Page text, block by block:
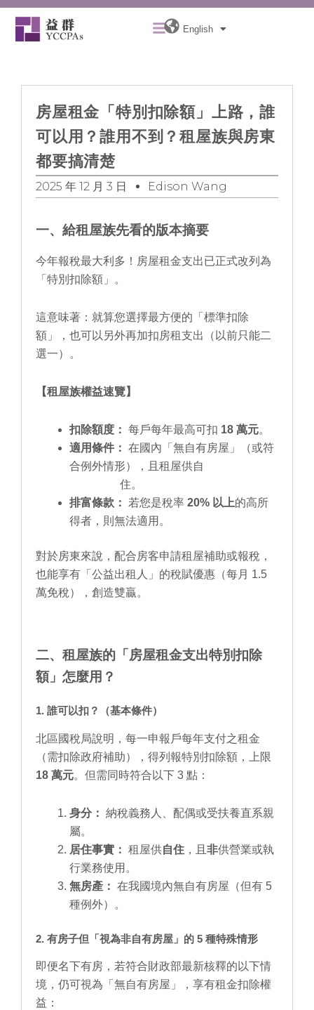
Skip
content
MenuEnglish
房屋租金「特別扣除額」上路，誰
可以用？誰用不到？租屋族與房東
都要搞清楚
2025 年 12 月 3 日 Edison Wang
一、給租屋族先看的版本摘要
今年報稅最大利多！房屋租金支出已正式改列為
「特別扣除額」。
這意味著：就算您選擇最方便的「標準扣除
額」，也可以另外再加扣房租支出（以前只能二
選一）。
【租屋族權益速覽】
扣除額度： 每戶每年最高可扣 18 萬元。
適用條件： 在國內「無自有房屋」（或符
合例外情形），且租屋供自
住。
排富條款：
若您是稅率 20% 以上的高所
得者，則無法適用。
對於房東來說，配合房客申請租屋補助或報稅，
也能享有「公益出租人」的稅賦優惠（每月 1.5
萬免稅），創造雙贏。
二、租屋族的「房屋租金支出特別扣除
額」怎麼用？
1. 誰可以扣？（基本條件）
北區國稅局說明，每一申報戶每年支付之租金
（需扣除政府補助），得列報特別扣除額，上限
18 萬元。但需同時符合以下 3 點：
身分： 納稅義務人、配偶或受扶養直系親
屬。
居住事實： 租屋供自住 ，且 非供營業或執
行業務使用。
無房產： 在我國境內無自有房屋（但有 5
種例外）。
2. 有房子但「視為非自有房屋」的 5 種特殊情形
即便名下有房，若符合財政部最新核釋的以下情
境，仍可視為「無自有房屋」，享有租金扣除權
益：